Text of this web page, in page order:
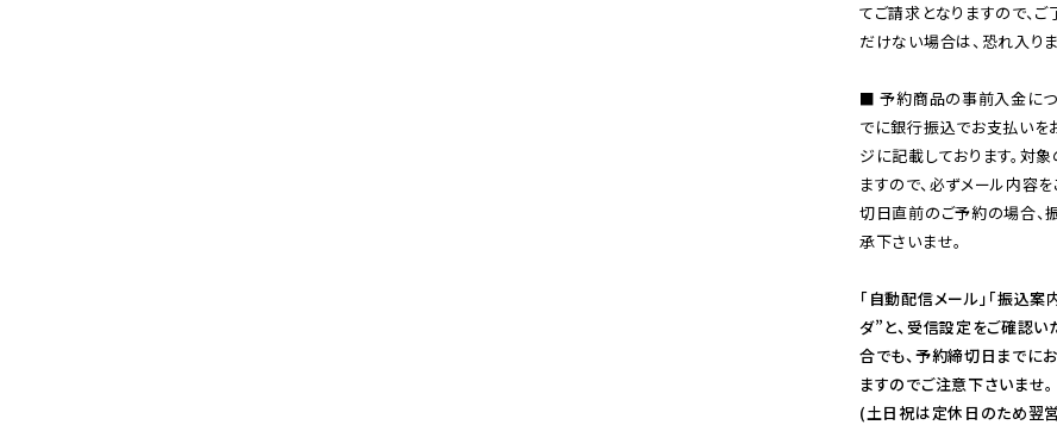
てご請求となりますので、
だけない場合は、恐れ入り
■ 予約商品の事前入金に
でに銀行振込でお支払いを
ジに記載しております。対
ますので、必ずメール内容
切日直前のご予約の場合、
承下さいませ。
「自動配信メール」「振込
ダ”と、受信設定をご確認い
合でも、予約締切日までに
ますのでご注意下さいませ。
(土日祝は定休日のため翌